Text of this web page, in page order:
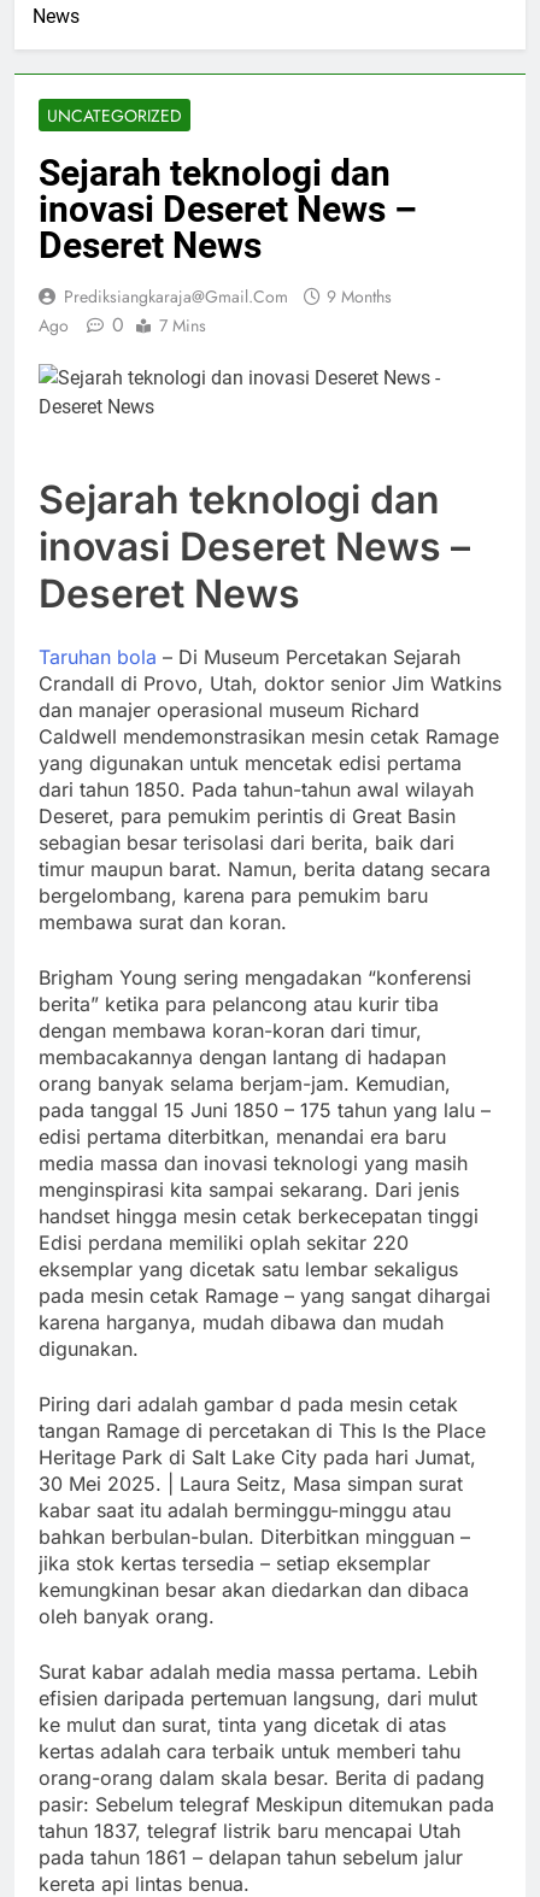
News
UNCATEGORIZED
Sejarah teknologi dan
inovasi Deseret News –
Deseret News
Prediksiangkaraja@gmail.com
9 Months
Ago
0 7 Mins
Sejarah teknologi dan
inovasi Deseret News –
Deseret News
Taruhan bola – Di Museum Percetakan Sejarah
Crandall di Provo, Utah, doktor senior Jim Watkins
dan manajer operasional museum Richard
Caldwell mendemonstrasikan mesin cetak Ramage
yang digunakan untuk mencetak edisi pertama
dari tahun 1850. Pada tahun-tahun awal wilayah
Deseret, para pemukim perintis di Great Basin
sebagian besar terisolasi dari berita, baik dari
timur maupun barat. Namun, berita datang secara
bergelombang, karena para pemukim baru
membawa surat dan koran.
Brigham Young sering mengadakan “konferensi
berita” ketika para pelancong atau kurir tiba
dengan membawa koran-koran dari timur,
membacakannya dengan lantang di hadapan
orang banyak selama berjam-jam. Kemudian,
pada tanggal 15 Juni 1850 – 175 tahun yang lalu –
edisi pertama diterbitkan, menandai era baru
media massa dan inovasi teknologi yang masih
menginspirasi kita sampai sekarang. Dari jenis
handset hingga mesin cetak berkecepatan tinggi
Edisi perdana memiliki oplah sekitar 220
eksemplar yang dicetak satu lembar sekaligus
pada mesin cetak Ramage – yang sangat dihargai
karena harganya, mudah dibawa dan mudah
digunakan.
Piring dari adalah gambar d pada mesin cetak
tangan Ramage di percetakan di This Is the Place
Heritage Park di Salt Lake City pada hari Jumat,
30 Mei 2025. | Laura Seitz, Masa simpan surat
kabar saat itu adalah berminggu-minggu atau
bahkan berbulan-bulan. Diterbitkan mingguan –
jika stok kertas tersedia – setiap eksemplar
kemungkinan besar akan diedarkan dan dibaca
oleh banyak orang.
Surat kabar adalah media massa pertama. Lebih
efisien daripada pertemuan langsung, dari mulut
ke mulut dan surat, tinta yang dicetak di atas
kertas adalah cara terbaik untuk memberi tahu
orang-orang dalam skala besar. Berita di padang
pasir: Sebelum telegraf Meskipun ditemukan pada
tahun 1837, telegraf listrik baru mencapai Utah
pada tahun 1861 – delapan tahun sebelum jalur
kereta api lintas benua.